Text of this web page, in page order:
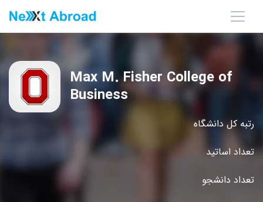
رتبه کل دانشگاه
تعداد اساتید
تعداد دانشجو
Max M. Fisher College of
Business